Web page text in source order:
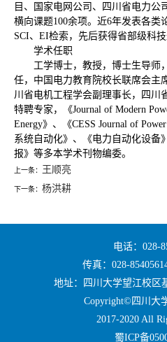
目、国家电网公司、四川省电力公
横向课题100余项。近6年发表各类
SCI、EI检索，先后获得省部级科技
学术任职
工学博士，教授，博士生导师
任，中国电力教育院校长联席会主
川省电机工程学会副理事长，四川
特聘专家，《Journal of Modern
Energy》、《CESS Journal of
系统自动化》、《电力自动化设备
报》等多本学术刊物编委。
上一条： 王顺亮
下一条： 杨洪耕
电话：028-
传真：028-
地址：四川大学望江校区
Copyright©四川大
2017-2020 All
蜀ICP备